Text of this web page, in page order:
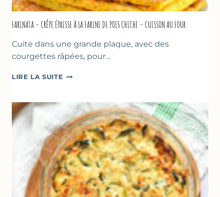
FARINATA – CRÊPE ÉPAISSE À LA FARINE DE POIS CHICHE – CUISSON AU FOUR
Cuite dans une grande plaque, avec des
courgettes râpées, pour…
LIRE LA SUITE FARINATA
ÉPAISSE
À
LA
FARINE
DE
POIS
CHICHE
–
CUISSON
AU